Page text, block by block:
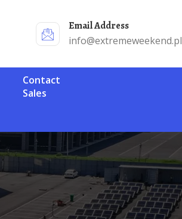
Email Address
info@extremeweekend.pl
Contact
Sales